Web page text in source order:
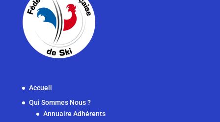
Accueil
Qui Sommes Nous ?
Annuaire Adhérents